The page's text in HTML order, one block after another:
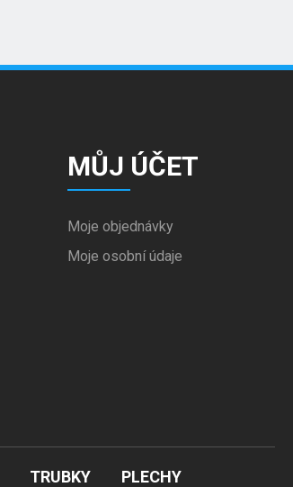
MŮJ ÚČET
Moje objednávky
Moje osobní údaje
TRUBKY PLECHY